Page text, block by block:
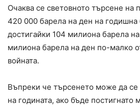
Очаква се световното търсене на
420 000 барела на ден на годишна
достигайки 104 милиона барела
милиона барела на ден по-малко
войната.
Въпреки че търсенето може да се
на годината, ако бъде постигнато